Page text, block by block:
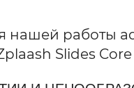
нашей работы
Slides